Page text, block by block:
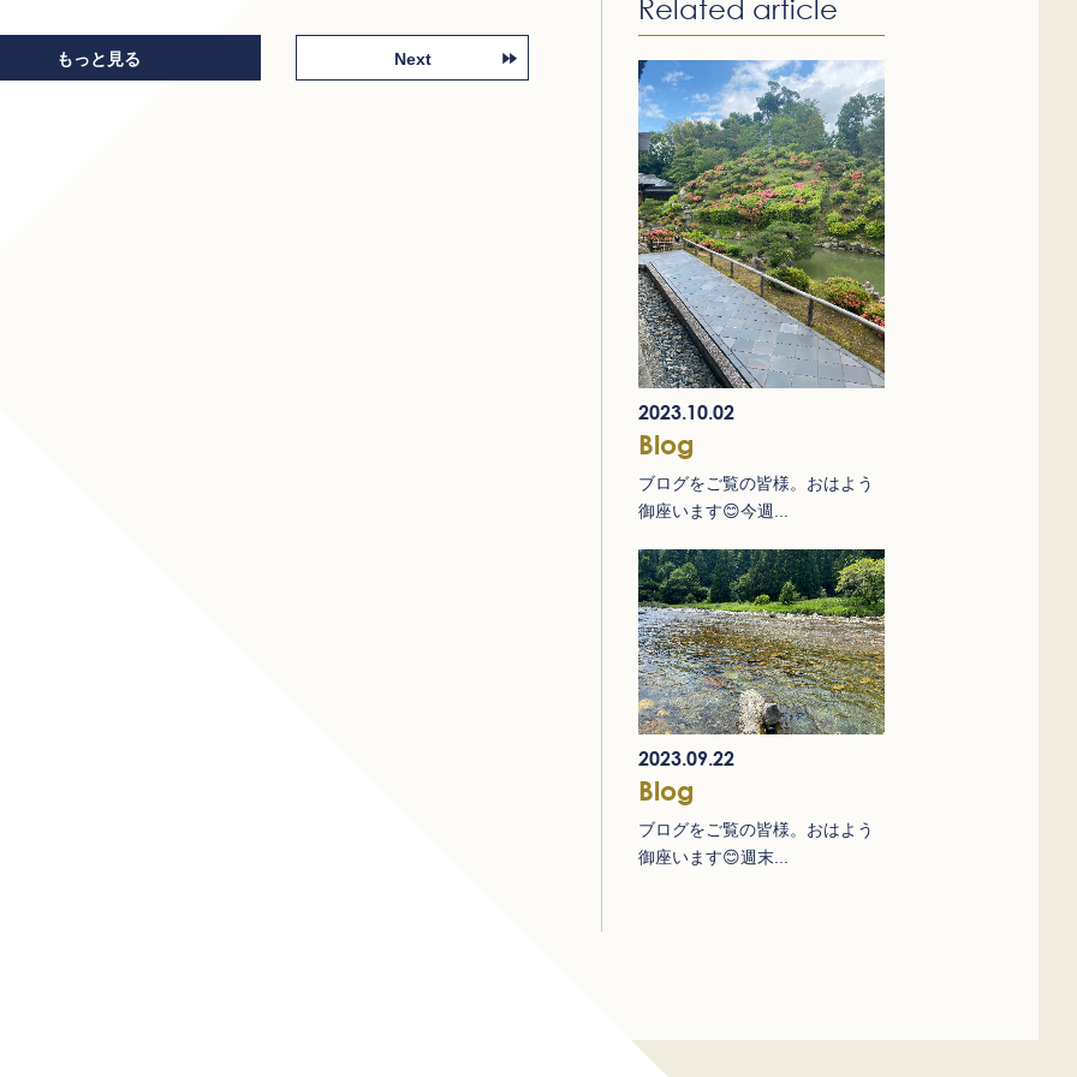
もっと見る Next
Related article
2023.10.02
Blog
ブログをご覧の皆様。おはよう
御座います😊今週...
2023.09.22
Blog
ブログをご覧の皆様。おはよう
御座います😊週末...